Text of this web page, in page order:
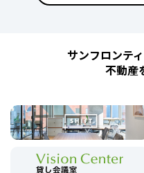
サンフロンテ
不動産